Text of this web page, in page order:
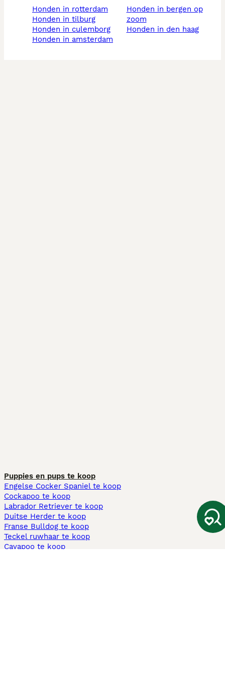
honden in rotterdam
honden in tilburg
honden in culemborg
honden in amsterdam
honden in bergen op
zoom
honden in den haag
Puppies en pups te koop
Engelse Cocker Spaniel te koop
Cockapoo te koop
Labrador Retriever te koop
Duitse Herder te koop
Franse Bulldog te koop
Teckel ruwhaar te koop
Cavapoo te koop